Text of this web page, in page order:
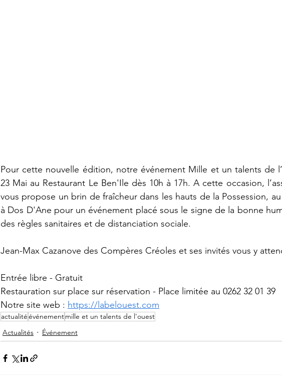
Pour cette nouvelle édition, notre événement Mille et un talents de
23 Mai au Restaurant Le Ben'Ile dès 10h à 17h. A cette occasion,
vous propose un brin de fraîcheur dans les hauts de la Possession,
à Dos D'Ane pour un événement placé sous le signe de la bonne
des règles sanitaires et de distanciation sociale.
Jean-Max Cazanove des Compères Créoles et ses invités vous y
Entrée libre - Gratuit
Restauration sur place sur réservation - Place limitée au 0262 32 01 39
Notre site web : https://labelouest.com
actualitéévénementmille et un talents de l'ouest
Actualités
Événement